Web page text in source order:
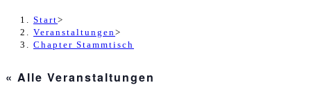
Start>
Veranstaltungen >
Chapter Stammtisch
« Alle Veranstaltungen